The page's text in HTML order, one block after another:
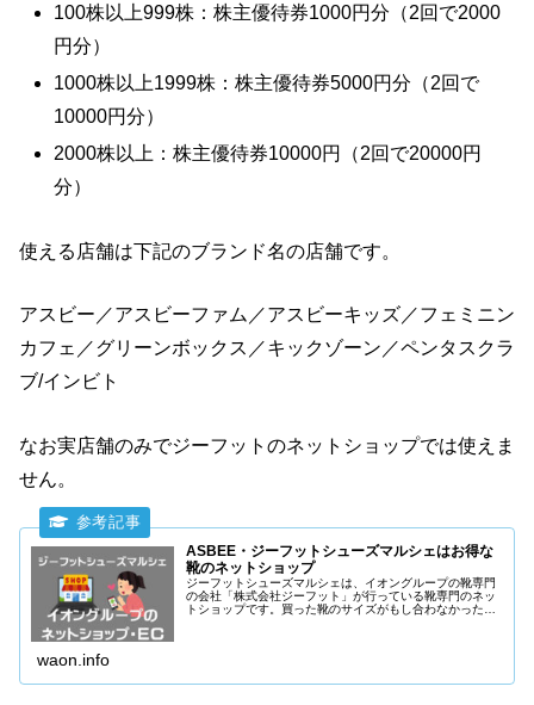
100株以上999株：株主優待券1000円分（2回で2000
円分）
1000株以上1999株：株主優待券5000円分（2回で
10000円分）
2000株以上：株主優待券10000円（2回で20000円
分）
使える店舗は下記のブランド名の店舗です。
アスビー／アスビーファム／アスビーキッズ／フェミニン
カフェ／グリーンボックス／キックゾーン／ペンタスクラ
ブ/インビト
なお実店舗のみでジーフットのネットショップでは使えま
せん。
ASBEE・ジーフットシューズマルシェはお得な
靴のネットショップ
ジーフットシューズマルシェは、イオングループの靴専門
の会社「株式会社ジーフット」が行っている靴専門のネッ
トショップです。買った靴のサイズがもし合わなかった場
waon.info